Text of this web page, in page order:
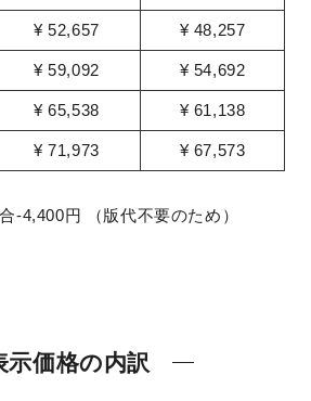
¥ 52,657 ¥ 48,257
¥ 59,092 ¥ 54,692
¥ 65,538 ¥ 61,138
¥ 71,973 ¥ 67,573
-4,400円 （版代不要のため）
示価格の内訳